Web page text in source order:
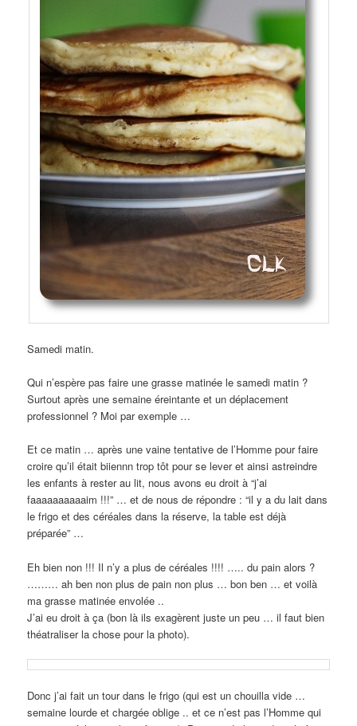
Samedi matin.
Qui n’espère pas faire une grasse matinée le samedi matin ?
Surtout après une semaine éreintante et un déplacement
professionnel ? Moi par exemple …
Et ce matin … après une vaine tentative de l’Homme pour faire
croire qu’il était biiennn trop tôt pour se lever et ainsi astreindre
les enfants à rester au lit, nous avons eu droit à “j’ai
faaaaaaaaaaim !!!” … et de nous de répondre : “il y a du lait dans
le frigo et des céréales dans la réserve, la table est déjà
préparée” …
Eh bien non !!! Il n’y a plus de céréales !!!! ….. du pain alors ?
……… ah ben non plus de pain non plus … bon ben … et voilà
ma grasse matinée envolée ..
J’ai eu droit à ça (bon là ils exagèrent juste un peu … il faut bien
théatraliser la chose pour la photo).
Donc j’ai fait un tour dans le frigo (qui est un chouilla vide …
semaine lourde et chargée oblige .. et ce n’est pas l’Homme qui